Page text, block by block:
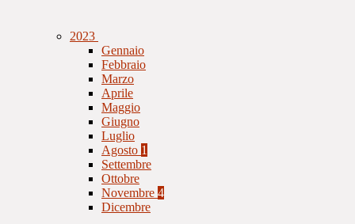
2023
Gennaio
Febbraio
Marzo
Aprile
Maggio
Giugno
Luglio
Agosto 1
Settembre
Ottobre
Novembre 4
Dicembre